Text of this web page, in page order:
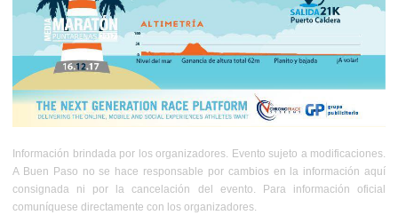
Información brindada por los organizadores. Evento sujeto a modificaciones.
A Buen Paso no se hace responsable por cambios en la información aquí
consignada ni por la cancelación del evento. Para información oficial
comuníquese directamente con los organizadores.